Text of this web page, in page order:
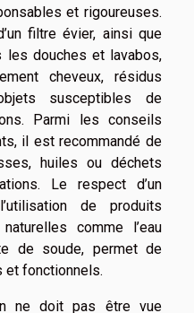
et rigoureuses.
filtre évier, ainsi que
les douches et lavabos,
cheveux, résidus
susceptibles de
Parmi les conseils
il est recommandé de
huiles ou déchets
Le respect d’un
de produits
comme l’eau
de soude, permet de
et fonctionnels.
ne doit pas être vue